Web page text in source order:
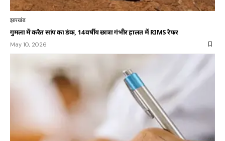
झारखंड
गुमला में करैत सांप का डंक, 14 वर्षीय छात्रा गंभीर हालत में RIMS रेफर
May 10, 2026